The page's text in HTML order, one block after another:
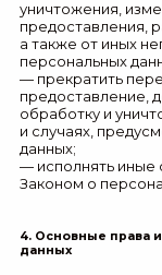
уничтожения,
предоставления,
а также от иных
персональных
— прекратить
предоставление,
обработку и
и случаях,
данных;
— исполнять иные
Законом о
4. Основные права
данных